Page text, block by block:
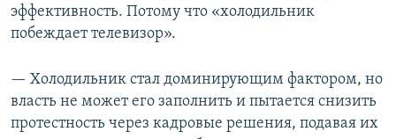
эффективность. Потому что «холодильник
побеждает телевизор».
— Холодильник стал доминирующим фактором, но
власть не может его заполнить и пытается снизить
протестность через кадровые решения, подавая их